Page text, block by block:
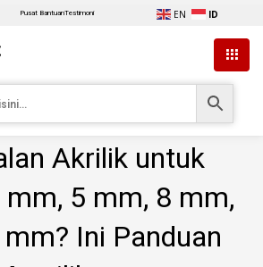
Pusat BantuanTestimoni EN ID
Akrilik untuk
mm, 5 mm, 8 mm,
Ini Panduan